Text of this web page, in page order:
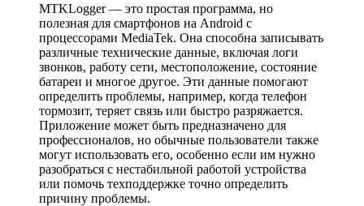
MTKLogger — это простая программа, но
полезная для смартфонов на Android с
процессорами MediaTek. Она способна записывать
различные технические данные, включая логи
звонков, работу сети, местоположение, состояние
батареи и многое другое. Эти данные помогают
определить проблемы, например, когда телефон
тормозит, теряет связь или быстро разряжается.
Приложение может быть предназначено для
профессионалов, но обычные пользователи также
могут использовать его, особенно если им нужно
разобраться с нестабильной работой устройства
или помочь техподдержке точно определить
причину проблемы.